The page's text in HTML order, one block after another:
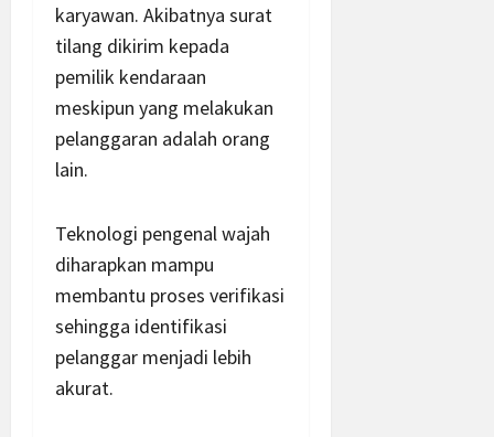
karyawan. Akibatnya surat
tilang dikirim kepada
pemilik kendaraan
meskipun yang melakukan
pelanggaran adalah orang
lain.
Teknologi pengenal wajah
diharapkan mampu
membantu proses verifikasi
sehingga identifikasi
pelanggar menjadi lebih
akurat.